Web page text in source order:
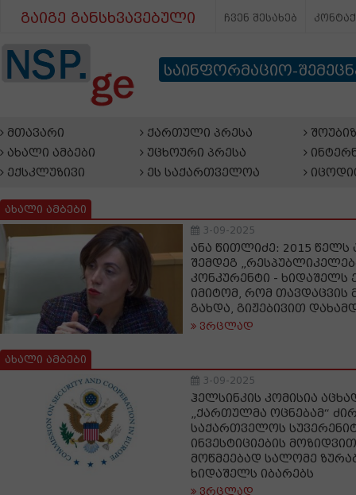
გაიგე განსხვავებული ჩვენ შესახებ
საინფორმაციო-
მთავარი
ახალი ამბები
ექსკლუზივი
ქართული პრესა
უცხოური პრესა
ეს საქართველოა
ახალი ამბები
3-09-2025
ანა წითლიძე: 2015 წელს
შემდეგ
კონკურენტი - ხიდაშელს
იმიტომ, რომ თავდაცვის
გახდა, გიჟებივით
ვრცლად
ახალი ამბები
3-09-2025
ჰელსინკის კომისია
„ქართულმა ოცნებამ“
საქართველოს
ინვესტიციების
მოწმეებად სალომე
ხიდაშელს იბარებს
ვრცლად